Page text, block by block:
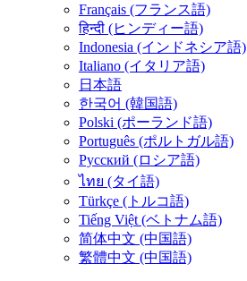
Français (フランス語)
हिन्दी (ヒンディー語)
Indonesia (インドネシア語)
Italiano (イタリア語)
日本語
한국어 (韓国語)
Polski (ポーランド語)
Português (ポルトガル語)
Русский (ロシア語)
ไทย (タイ語)
Türkçe (トルコ語)
Tiếng Việt (ベトナム語)
简体中文 (中国語)
繁體中文 (中国語)